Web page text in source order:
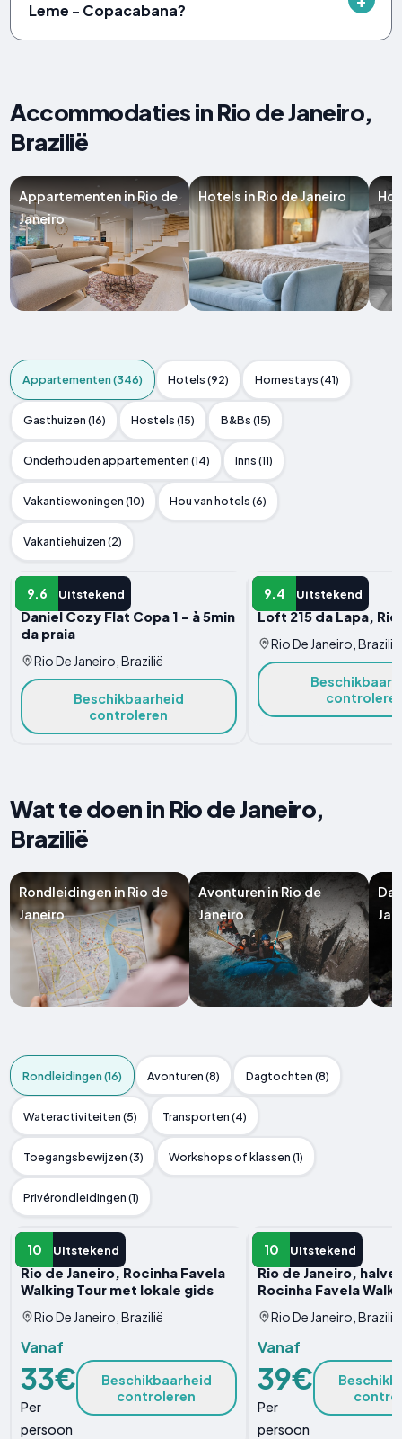
Leme - Copacabana?
Accommodaties in Rio de Janeiro,
Brazilië
Appartementen in Rio de
Janeiro
Hotels in Rio de Janeiro
Appartementen (346) Hotels (92) Homestays (41)
Gasthuizen (16) Hostels (15) B&Bs (15)
Onderhouden appartementen (14) Inns (11)
Vakantiewoningen (10) Hou van hotels (6)
Vakantiehuizen (2)
9.6 Uitstekend
APPARTEMENT
Daniel Cozy Flat Copa 1 - à 5min
da praia
Rio De Janeiro, Brazilië
Beschikbaarheid
controleren
9.4 Uitstekend
APPARTEMENT
Loft 215 da Lapa,
Rio De Janeiro, Brazilië
Wat te doen in Rio de Janeiro,
Brazilië
Rondleidingen in Rio de
Janeiro
Avonturen in Rio de
Janeiro
Rondleidingen (16) Avonturen (8) Dagtochten (8)
Wateractiviteiten (5) Transporten (4)
Toegangsbewijzen (3) Workshops of klassen (1)
Privérondleidingen (1)
10 Uitstekend
RONDLEIDING
Rio de Janeiro, Rocinha Favela
Walking Tour met lokale gids
Rio De Janeiro, Brazilië
Vanaf
33€
Per
persoon
Beschikbaarheid
controleren
10 Uitstekend
RONDLEIDING
Rio de Janeiro, halve
Rocinha Favela
Rio De Janeiro, Brazilië
Vanaf
39€
Per
persoon